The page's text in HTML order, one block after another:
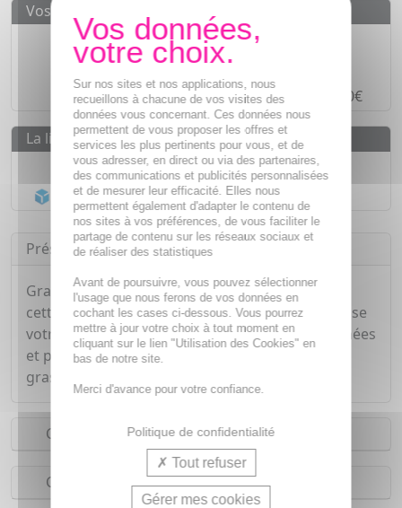
Vos avantages
Des prixIMBATTABLES
Paiement en ligneSÉCURISÉ
Paiement en4 fois sans fraisà partir de 30€
La livraison
Livraison gratuite dès55€
Acheminement Chronoposten 24h*
Présentation
Grace à sa composition riche en huile de Jojoba,
cette huile végétale hydrate, répare et assouplisse
votre peau. Elle diminue les imperfections cutanées
et protège la peau et les cheveux à tendances
grasses.
Conseils d'utilisation
Composition
Sur nos sites et nos applications, nous
recueillons à chacune de vos visites des
données vous concernant. Ces données nous
permettent de vous proposer les offres et
services les plus pertinents pour vous, et de
vous adresser, en direct ou via des partenaires,
des communications et publicités personnalisées
et de mesurer leur efficacité. Elles nous
permettent également d'adapter le contenu de
nos sites à vos préférences, de vous faciliter le
partage de contenu sur les réseaux sociaux et
de réaliser des statistiques
Avant de poursuivre, vous pouvez sélectionner
l'usage que nous ferons de vos données en
cochant les cases ci-dessous. Vous pourrez
mettre à jour votre choix à tout moment en
cliquant sur le lien "Utilisation des Cookies" en
bas de notre site.
Merci d'avance pour votre confiance.
Politique de confidentialité
Tout refuser
Gérer mes cookies